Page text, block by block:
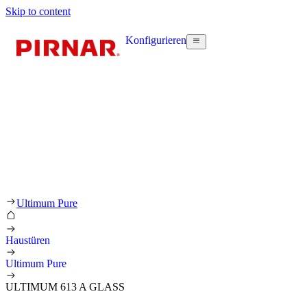
Skip to content
Konfigurieren
Ultimum Pure
Haustüren
Ultimum Pure
ULTIMUM 613 A GLASS